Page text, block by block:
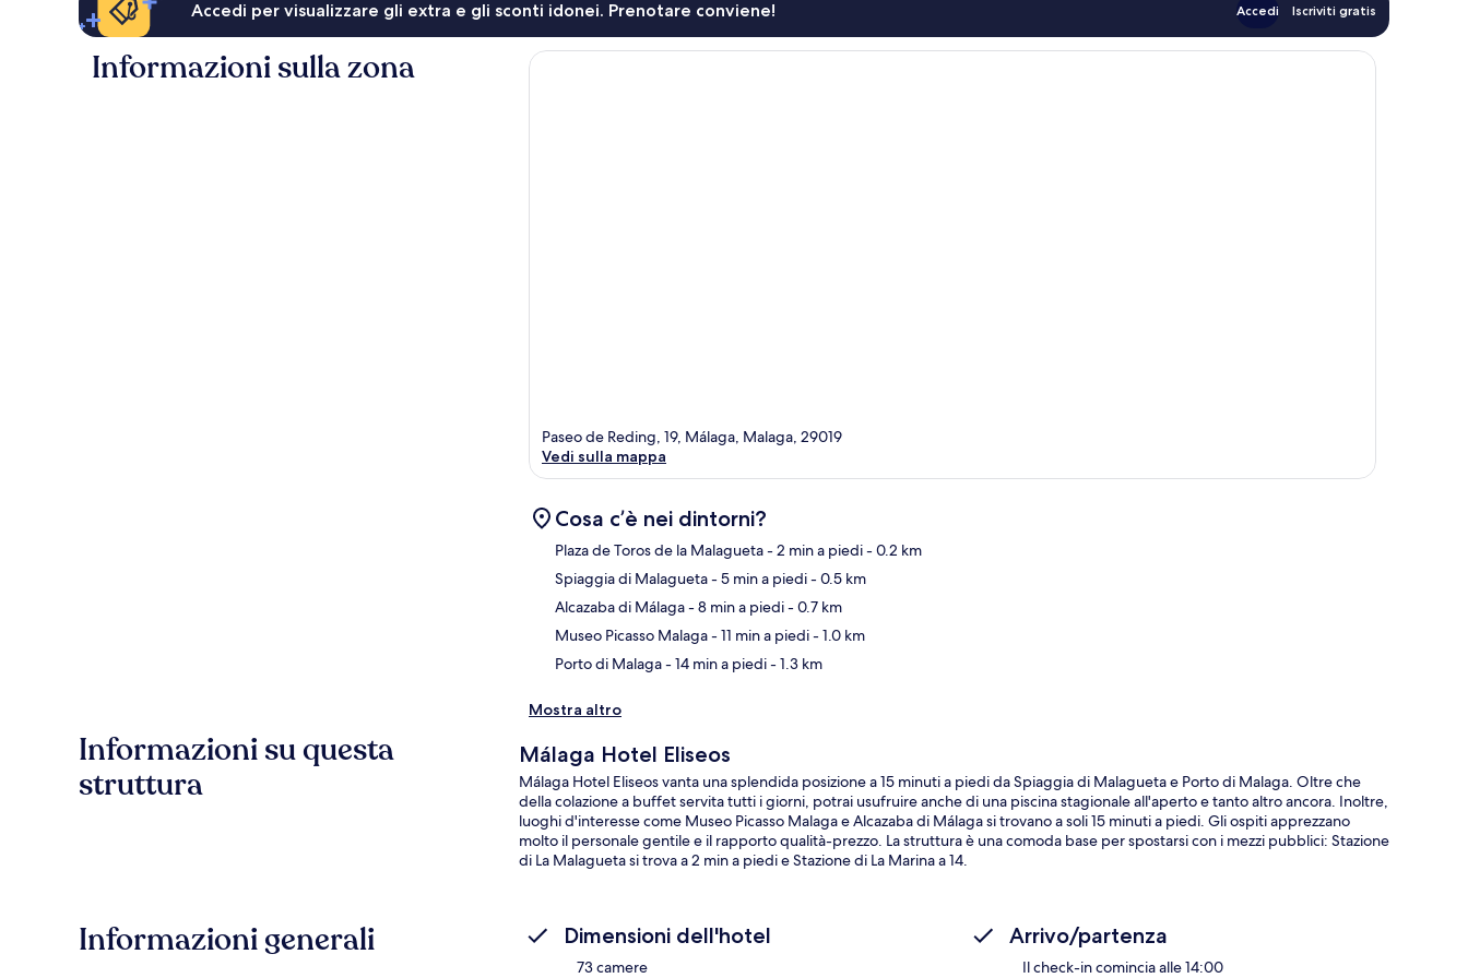
Accedi per visualizzare gli extra e gli sconti idonei. Prenotare conviene! Accedi Iscriviti gratis
Informazioni sulla zona
Paseo de Reding, 19, Málaga, Malaga, 29019
Vedi sulla mappa
Cosa c’è nei dintorni?
Plaza de Toros de la Malagueta- 2 min a piedi- 0.2 km
Spiaggia di Malagueta- 5 min a piedi- 0.5 km
Alcazaba di Málaga- 8 min a piedi- 0.7 km
Museo Picasso Malaga- 11 min a piedi- 1.0 km
Porto di Malaga- 14 min a piedi- 1.3 km
Mostra altro
Informazioni su questa
struttura
Málaga Hotel Eliseos
Málaga Hotel Eliseos vanta una splendida posizione a 15 minuti a piedi da Spiaggia di Malagueta e Porto di Malaga. Oltre che
della colazione a buffet servita tutti i giorni, potrai usufruire anche di una piscina stagionale all'aperto e tanto altro ancora. Inoltre,
luoghi d'interesse come Museo Picasso Malaga e Alcazaba di Málaga si trovano a soli 15 minuti a piedi. Gli ospiti apprezzano
molto il personale gentile e il rapporto qualità-prezzo. La struttura è una comoda base per spostarsi con i mezzi pubblici: Stazione
di La Malagueta si trova a 2 min a piedi e Stazione di La Marina a 14.
Informazioni generali Dimensioni dell'hotel
73 camere
Arrivo/partenza
Il check-in comincia alle 14:00